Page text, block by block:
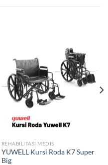
REHABILITASI MEDIS
YUWELL Kursi Roda K7 Super
Big